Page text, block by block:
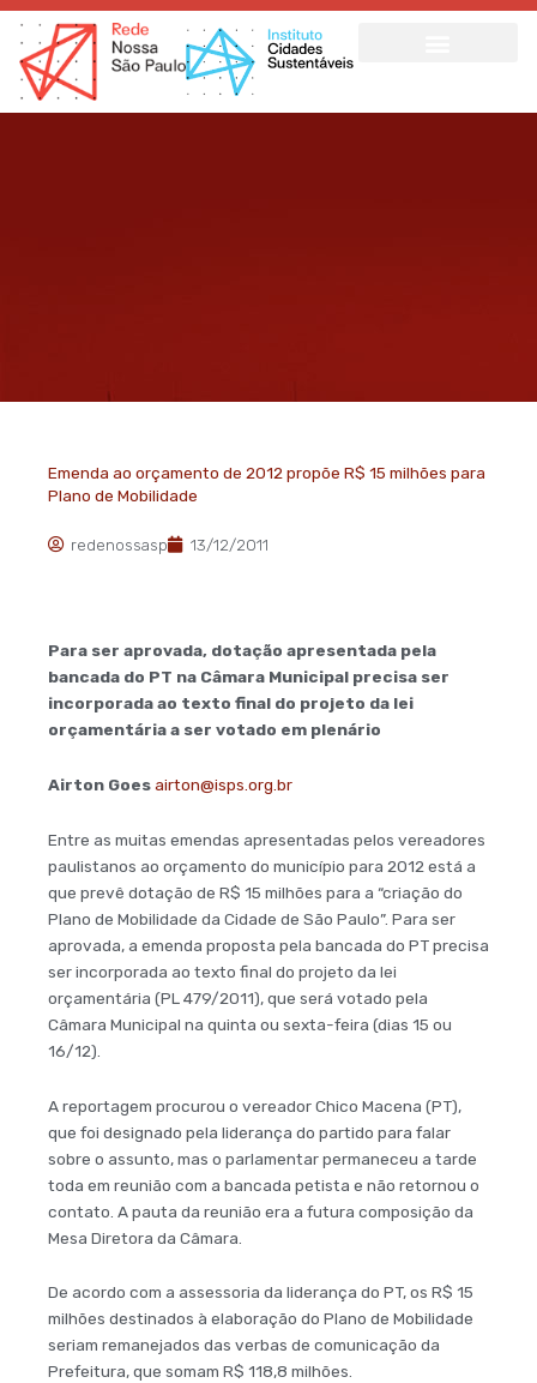
Ir
para
conteúdo
Emenda ao orçamento de 2012 propõe R$ 15 milhões para
Plano de Mobilidade
redenossasp 13/12/2011
Para ser aprovada, dotação apresentada pela
bancada do PT na Câmara Municipal precisa ser
incorporada ao texto final do projeto da lei
orçamentária a ser votado em plenário
Airton Goesairton@isps.org.br
Entre as muitas emendas apresentadas pelos vereadores
paulistanos ao orçamento do município para 2012 está a
que prevê dotação de R$ 15 milhões para a “criação do
Plano de Mobilidade da Cidade de São Paulo”. Para ser
aprovada, a emenda proposta pela bancada do PT precisa
ser incorporada ao texto final do projeto da lei
orçamentária (PL 479/2011), que será votado pela
Câmara Municipal na quinta ou sexta-feira (dias 15 ou
16/12).
A reportagem procurou o vereador Chico Macena (PT),
que foi designado pela liderança do partido para falar
sobre o assunto, mas o parlamentar permaneceu a tarde
toda em reunião com a bancada petista e não retornou o
contato. A pauta da reunião era a futura composição da
Mesa Diretora da Câmara.
De acordo com a assessoria da liderança do PT, os R$ 15
milhões destinados à elaboração do Plano de Mobilidade
seriam remanejados das verbas de comunicação da
Prefeitura, que somam R$ 118,8 milhões.